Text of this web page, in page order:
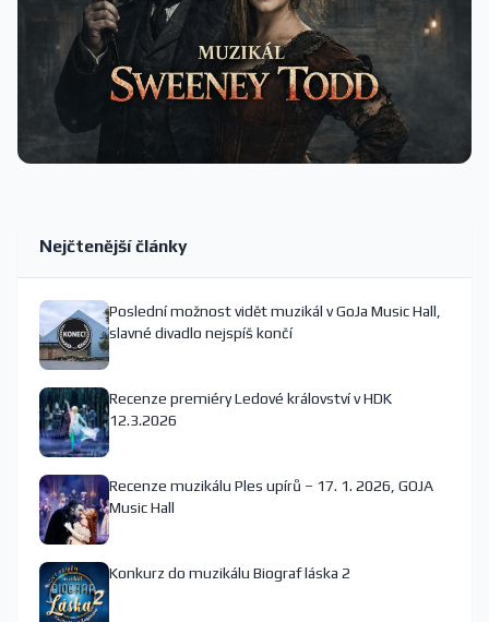
Nejčtenější články
Poslední možnost vidět muzikál v GoJa Music Hall,
slavné divadlo nejspíš končí
Recenze premiéry Ledové království v HDK
12.3.2026
Recenze muzikálu Ples upírů – 17. 1. 2026, GOJA
Music Hall
Konkurz do muzikálu Biograf láska 2